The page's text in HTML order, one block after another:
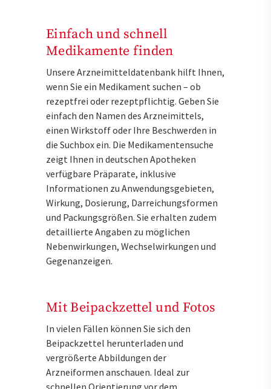
Einfach und schnell
Medikamente finden
Unsere Arzneimitteldatenbank hilft Ihnen,
wenn Sie ein Medikament suchen – ob
rezeptfrei oder rezeptpflichtig. Geben Sie
einfach den Namen des Arzneimittels,
einen Wirkstoff oder Ihre Beschwerden in
die Suchbox ein. Die Medikamentensuche
zeigt Ihnen in deutschen Apotheken
verfügbare Präparate, inklusive
Informationen zu Anwendungsgebieten,
Wirkung, Dosierung, Darreichungsformen
und Packungsgrößen. Sie erhalten zudem
detaillierte Angaben zu möglichen
Nebenwirkungen, Wechselwirkungen und
Gegenanzeigen.
Mit Beipackzettel und Fotos
In vielen Fällen können Sie sich den
Beipackzettel herunterladen und
vergrößerte Abbildungen der
Arzneiformen anschauen. Ideal zur